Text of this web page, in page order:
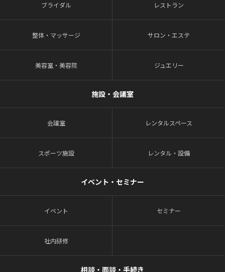
ブライダル レストラン
整体・マッサージ サロン・エステ
美容室・美容院 ジュエリー
施設・会議室
会議室 レンタルスペース
スポーツ施設 レンタル・設備
イベント・セミナー
イベント セミナー
社内研修
相談・面談・手続き